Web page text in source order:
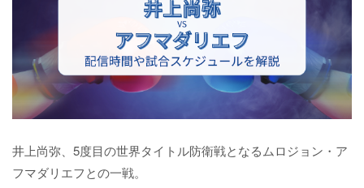
井上尚弥、5度目の世界タイトル防衛戦となるムロジョン・ア
フマダリエフとの一戦。